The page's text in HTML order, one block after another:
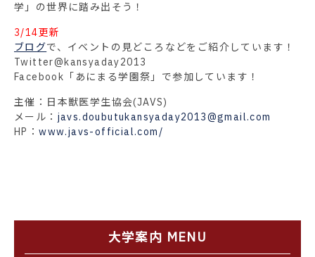
学」の世界に踏み出そう！
3/14更新
ブログで、イベントの見どころなどをご紹介しています！
Twitter@kansyaday2013
Facebook 「あにまる学園祭」で参加しています！
主催：日本獣医学生協会(JAVS)
メール： javs.doubutukansyaday2013@gmail.com
HP：www.javs-official.com/
大学案内 MENU